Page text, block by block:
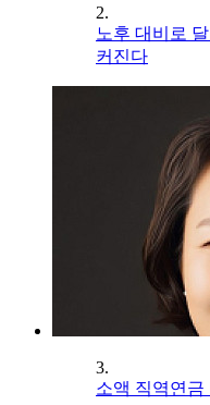
2.
노후 대비로
커진다
3.
소액 직역연